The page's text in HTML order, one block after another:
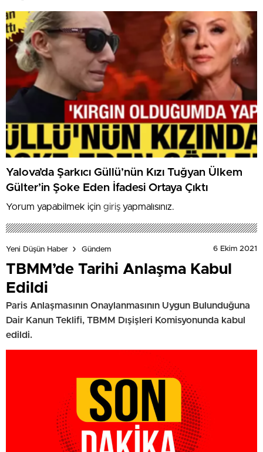
Yalova’da Şarkıcı Güllü’nün Kızı Tuğyan Ülkem
Gülter’in Şoke Eden İfadesi Ortaya Çıktı
Yorum yapabilmek için giriş yapmalısınız.
Yeni Düşün Haber Gündem 6 Ekim 2021
TBMM’de Tarihi Anlaşma Kabul
Edildi
Paris Anlaşmasının Onaylanmasının Uygun Bulunduğuna
Dair Kanun Teklifi, TBMM Dışişleri Komisyonunda kabul
edildi.